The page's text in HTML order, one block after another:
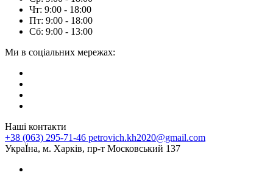
Чт: 9:00 - 18:00
Пт: 9:00 - 18:00
Сб: 9:00 - 13:00
Ми в соціальних мережах:
Наші контакти
+38 (063) 295-71-46 petrovich.kh2020@gmail.com
УкраЇна, м. Харків, пр-т Московський 137